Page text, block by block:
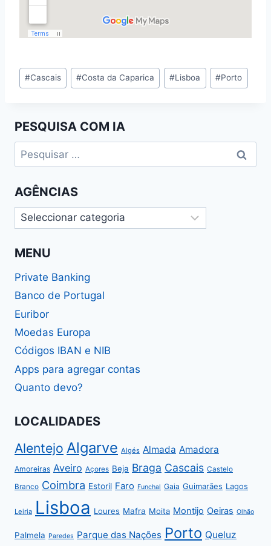
Tags
de
#Cascais #Costa da Caparica #Lisboa #Porto
PESQUISA COM IA
Pesquisar
por:
AGÊNCIAS
Agências
MENU
Private Banking
Banco de Portugal
Euribor
Moedas Europa
Códigos IBAN e NIB
Apps para agregar contas
Quanto devo?
LOCALIDADES
Alentejo Algarve Algés Almada Amadora
Amoreiras Aveiro Açores Beja Braga Cascais Castelo
Branco Coimbra Estoril Faro Funchal Gaia Guimarães Lagos
Leiria Lisboa Loures Mafra Moita Montijo Oeiras Olhão
Palmela Paredes Parque das Nações Porto Queluz